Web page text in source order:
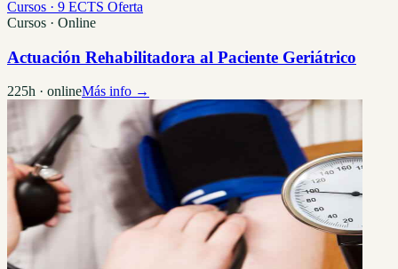
Cursos · 9 ECTS Oferta
Cursos · Online
Actuación Rehabilitadora al Paciente Geriátrico
225h · onlineMás info →